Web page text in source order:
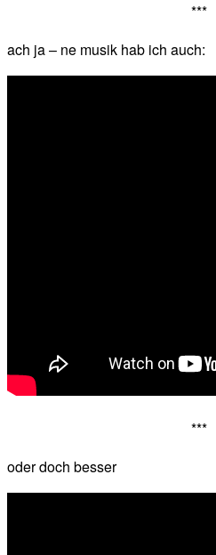
***
ach ja – ne musik hab ich auch:
***
oder doch besser